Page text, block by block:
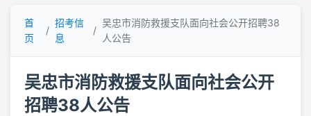
首
页
招考信
息
吴忠市消防救援支队面向社会公开招聘38
人公告
吴忠市消防救援支队面向社会公开
招聘38人公告